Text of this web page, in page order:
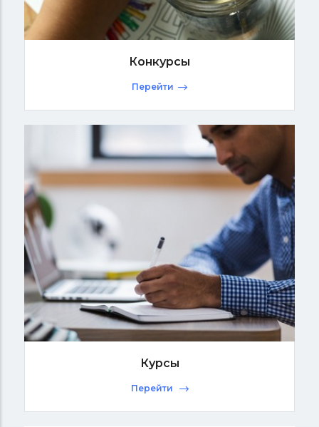
Конкурсы
Перейти
Курсы
Перейти